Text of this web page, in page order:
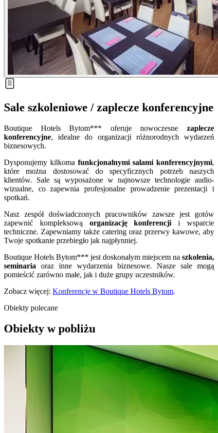
Sale szkoleniowe / zaplecze konferencyjne
Boutique Hotels Bytom*** oferuje nowoczesne zaplecze
konferencyjne, idealne do organizacji różnorodnych wydarzeń
biznesowych.
Dysponujemy kilkoma funkcjonalnymi salami konferencyjnymi,
które można dostosować do specyficznych potrzeb naszych
klientów. Sale są wyposażone w najnowsze technologie audio-
wizualne, co zapewnia profesjonalne prowadzenie prezentacji i
spotkań.
Nasz zespół doświadczonych pracowników zawsze jest gotów
zapewnić kompleksową organizację konferencji i wsparcie
techniczne. Zapewniamy także catering oraz przerwy kawowe, aby
Twoje spotkanie przebiegło jak najpłynniej.
Boutique Hotels Bytom*** jest doskonałym miejscem na szkolenia,
seminaria oraz inne wydarzenia biznesowe. Nasze sale mogą
pomieścić zarówno małe, jak i duże grupy uczestników.
Zobacz więcej: Konferencje w Boutique Hotels Bytom.
Obiekty polecane
Obiekty w pobliżu